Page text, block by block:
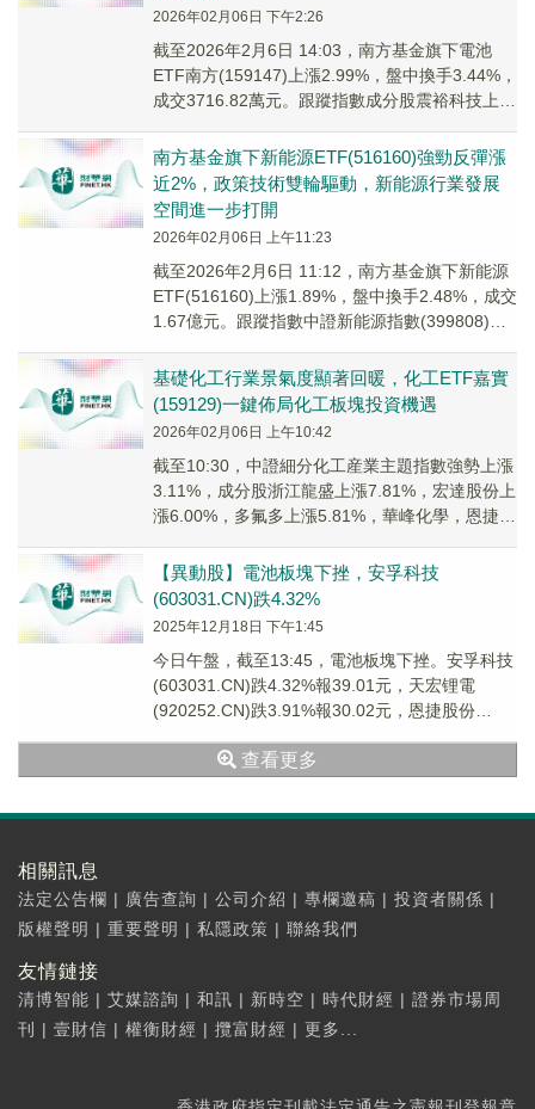
2026年02月06日 下午2:26
截至2026年2月6日 14:03，南方基金旗下電池
ETF南方(159147)上漲2.99%，盤中換手3.44%，
成交3716.82萬元。跟蹤指數成分股震裕科技上漲
南方基金旗下新能源ETF(516160)強勁反彈漲
近2%，政策技術雙輪驅動，新能源行業發展
空間進一步打開
2026年02月06日 上午11:23
截至2026年2月6日 11:12，南方基金旗下新能源
ETF(516160)上漲1.89%，盤中換手2.48%，成交
1.67億元。跟蹤指數中證新能源指數(399808)強
基礎化工行業景氣度顯著回暖，化工ETF嘉實
(159129)一鍵佈局化工板塊投資機遇
2026年02月06日 上午10:42
截至10:30，中證細分化工産業主題指數強勢上漲
3.11%，成分股浙江龍盛上漲7.81%，宏達股份上
漲6.00%，多氟多上漲5.81%，華峰化學，恩捷股
【異動股】電池板塊下挫，安孚科技
(603031.CN)跌4.32%
2025年12月18日 下午1:45
今日午盤，截至13:45，電池板塊下挫。安孚科技
(603031.CN)跌4.32%報39.01元，天宏锂電
(920252.CN)跌3.91%報30.02元，恩捷股份
查看更多
相關訊息
法定公告欄 | 廣告查詢 | 公司介紹 | 專欄邀稿 | 投資者關係 |
版權聲明 | 重要聲明 | 私隱政策 | 聯絡我們
友情鏈接
清博智能 | 艾媒諮詢 | 和訊 | 新時空 | 時代財經 | 證券市場周
刊
| 壹財信 | 權衡財經 | 攬富財經 | 更多...